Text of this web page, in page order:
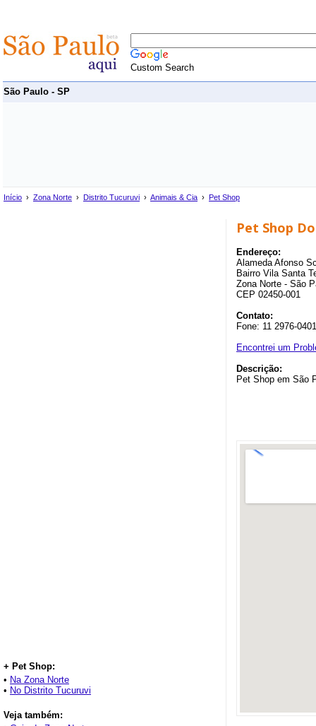
Custom Search
São Paulo - SP
Início › Zona Norte › Distrito Tucuruvi › Animais & Cia › Pet Shop
+ Pet Shop:
• Na Zona Norte
• No Distrito Tucuruvi
Veja também:
Pet Shop
Endereço:
Alameda Afonso
Bairro Vila Santa
Zona Norte - São
CEP 02450-001
Contato:
Fone: 11 2976-0401
Encontrei um
Descrição:
Pet Shop em São